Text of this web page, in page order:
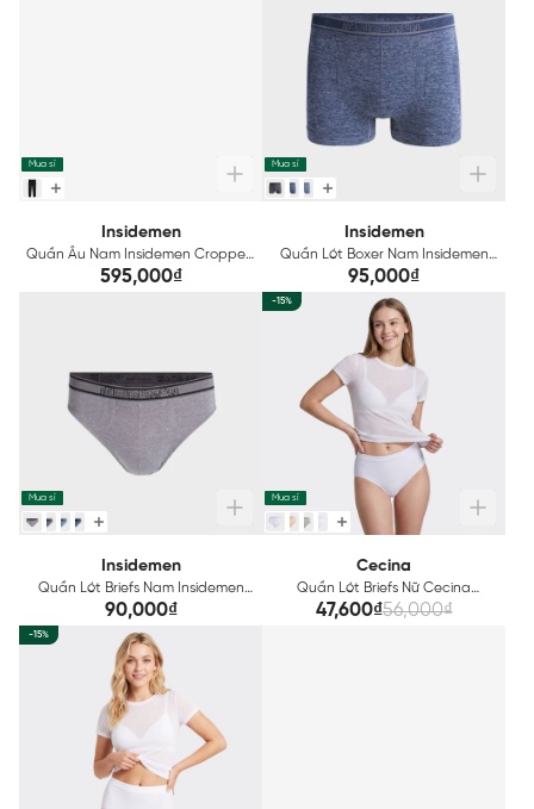
Mua sỉ
Insidemen
Quần Âu Nam Insidemen Cropped
ITR0020Z
595,000₫
Mua sỉ
Insidemen
Quần Lót Boxer Nam Insidemen
IBX065
95,000₫
Mua sỉ
Insidemen
Quần Lót Briefs Nam Insidemen
IBF065
90,000₫
-15%
Mua sỉ
Cecina
Quần Lót Briefs Nữ Cecina
Seamless Technical CBI023
47,600₫56,000₫
-15%